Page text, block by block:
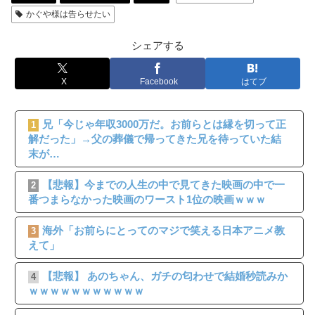
かぐや様は告らせたい
シェアする
X Facebook はてブ
1
兄「今じゃ年収3000万だ。お前らとは縁を切って正
解だった」→父の葬儀で帰ってきた兄を待っていた結
末が…
2
【悲報】今までの人生の中で見てきた映画の中で一
番つまらなかった映画のワースト1位の映画ｗｗｗ
3 海外「お前らにとってのマジで笑える日本アニメ教
えて」
4
【悲報】 あのちゃん、ガチの匂わせで結婚秒読みか
ｗｗｗｗｗｗｗｗｗｗｗ